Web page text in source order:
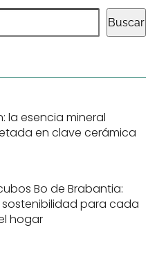
Buscar
la esencia mineral
en clave cerámica
Bo de Brabantia:
para cada
hogar